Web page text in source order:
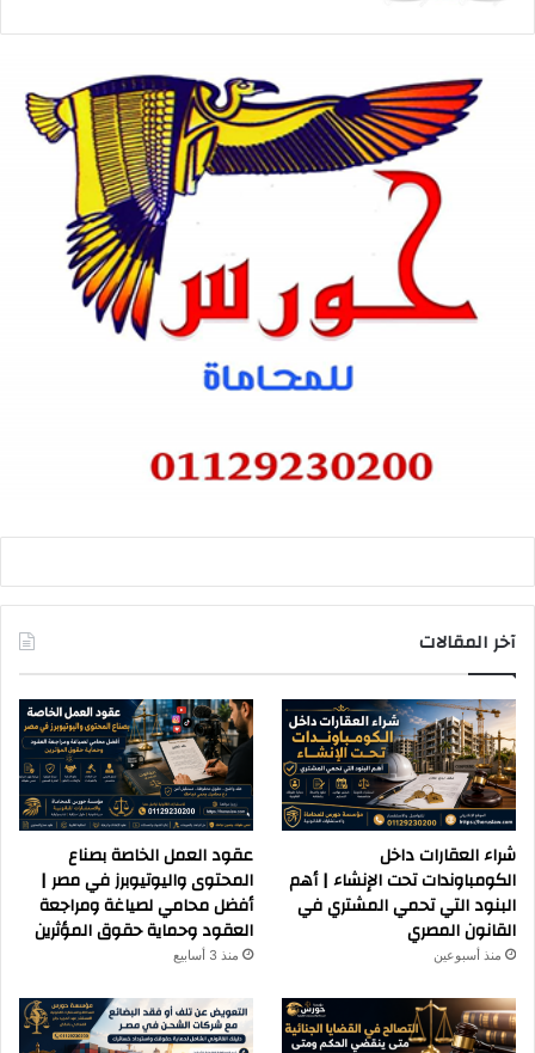
آخر المقالات
شراء العقارات داخل
الكومباوندات تحت الإنشاء | أهم
البنود التي تحمي المشتري في
القانون المصري
منذ أسبوعين
عقود العمل الخاصة بصناع
المحتوى واليوتيوبرز في مصر |
أفضل محامي لصياغة ومراجعة
العقود وحماية حقوق المؤثرين
منذ 3 أسابيع